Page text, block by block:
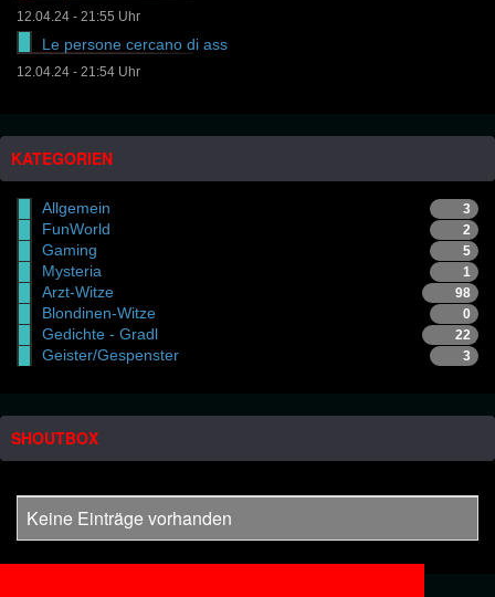
12.04.24 - 21:55 Uhr
Le persone cercano di ass
12.04.24 - 21:54 Uhr
KATEGORIEN
Allgemein 3
FunWorld 2
Gaming 5
Mysteria 1
Arzt-Witze 98
Blondinen-Witze 0
Gedichte - Gradl 22
Geister/Gespenster 3
SHOUTBOX
Keine Einträge vorhanden